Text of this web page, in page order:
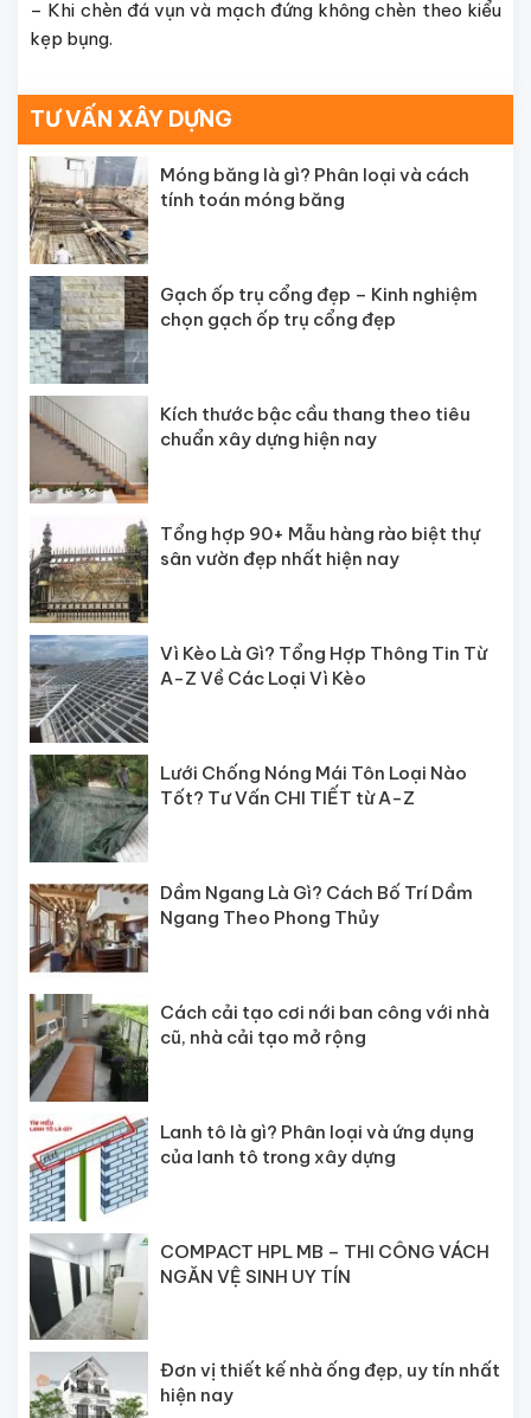
– Khi chèn đá vụn và mạch đứng không chèn theo kiểu
kẹp bụng.
TƯ VẤN XÂY DỰNG
Móng băng là gì? Phân loại và cách
tính toán móng băng
Gạch ốp trụ cổng đẹp – Kinh nghiệm
chọn gạch ốp trụ cổng đẹp
Kích thước bậc cầu thang theo tiêu
chuẩn xây dựng hiện nay
Tổng hợp 90+ Mẫu hàng rào biệt thự
sân vườn đẹp nhất hiện nay
Vì Kèo Là Gì? Tổng Hợp Thông Tin Từ
A-Z Về Các Loại Vì Kèo
Lưới Chống Nóng Mái Tôn Loại Nào
Tốt? Tư Vấn CHI TIẾT từ A-Z
Dầm Ngang Là Gì? Cách Bố Trí Dầm
Ngang Theo Phong Thủy
Cách cải tạo cơi nới ban công với nhà
cũ, nhà cải tạo mở rộng
Lanh tô là gì? Phân loại và ứng dụng
của lanh tô trong xây dựng
COMPACT HPL MB – THI CÔNG VÁCH
NGĂN VỆ SINH UY TÍN
Đơn vị thiết kế nhà ống đẹp, uy tín nhất
hiện nay